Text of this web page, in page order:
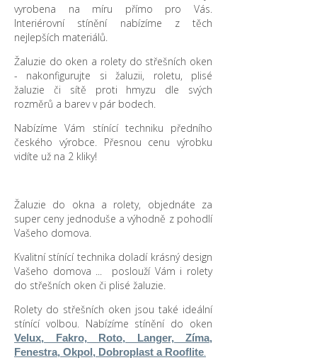
vyrobena na míru přímo pro Vás.
Interiérovní stínění nabízíme z těch
nejlepších materiálů.
Žaluzie do oken a rolety do střešních oken
- nakonfigurujte si žaluzii, roletu, plisé
žaluzie či sítě proti hmyzu dle svých
rozměrů a barev v pár bodech.
Nabízíme Vám stínící techniku předního
českého výrobce. Přesnou cenu výrobku
vidíte už na 2 kliky!
Žaluzie do okna a rolety, objednáte za
super ceny jednoduše a výhodně z pohodlí
Vašeho domova.
Kvalitní stínící technika doladí krásný design
Vašeho domova ... poslouží Vám i rolety
do střešních oken či plisé žaluzie.
Rolety do střešních oken jsou také ideální
stínící volbou. Nabízíme stínění do oken
Velux, Fakro, Roto, Langer, Zíma,
Fenestra, Okpol, Dobroplast a Rooflite.